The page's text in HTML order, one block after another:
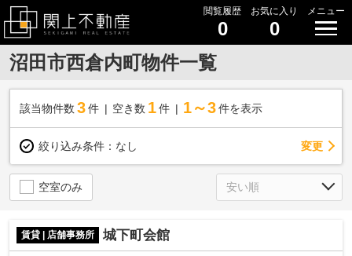
閲覧履歴
0
お気に入り
0
メニュー
沼田市西倉内町物件一覧
該当物件数 3件 空き数 1 件 1～3 件を表示
絞り込み条件： なし 変更
空室のみ
賃貸 | 店舗事務所 城下町会館